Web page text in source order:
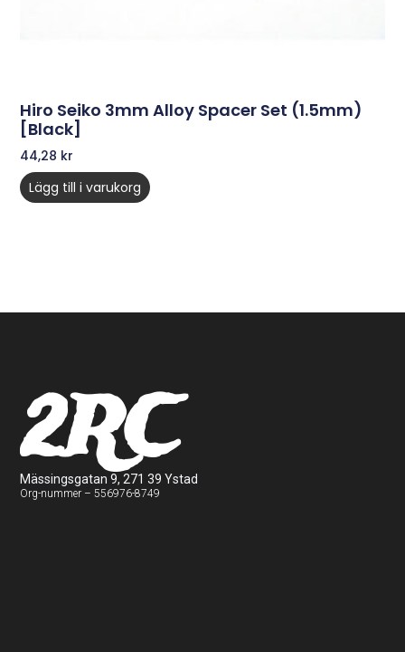
Hiro Seiko 3mm Alloy Spacer Set (1.5mm)
[Black]
44,28 kr
Lägg till i varukorg
2RC
Mässingsgatan 9, 271 39 Ystad
Org-nummer – 556976-8749